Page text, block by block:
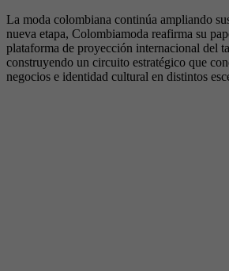
La moda colombiana continúa ampliando
nueva etapa, Colombiamoda reafirma su
plataforma de proyección internacional del
construyendo un circuito estratégico que
negocios e identidad cultural en distintos